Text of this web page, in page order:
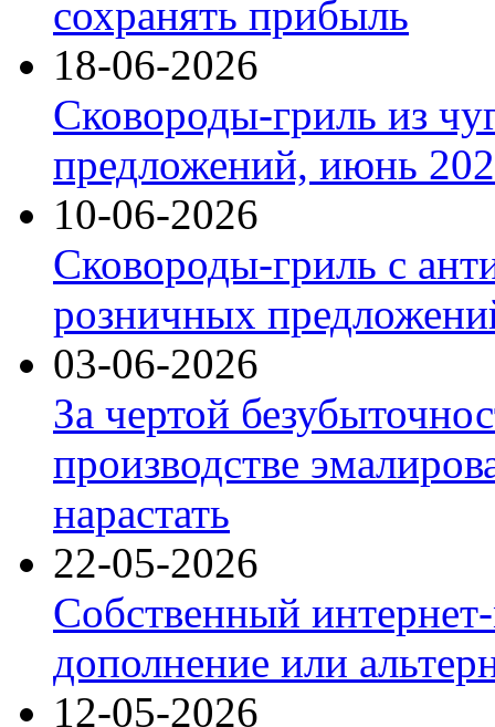
сохранять прибыль
18-06-2026
Сковороды-гриль из
предложений, июнь
10-06-2026
Сковороды-гриль с
розничных
03-06-2026
За чертой
производстве
нарастать
22-05-2026
Собственный
дополнение или
12-05-2026